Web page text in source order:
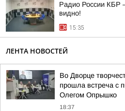
Радио России КБР
видно!
15:35
ЛЕНТА НОВОСТЕЙ
Во Дворце
прошла встреча с
Олегом Опрышко
18:37